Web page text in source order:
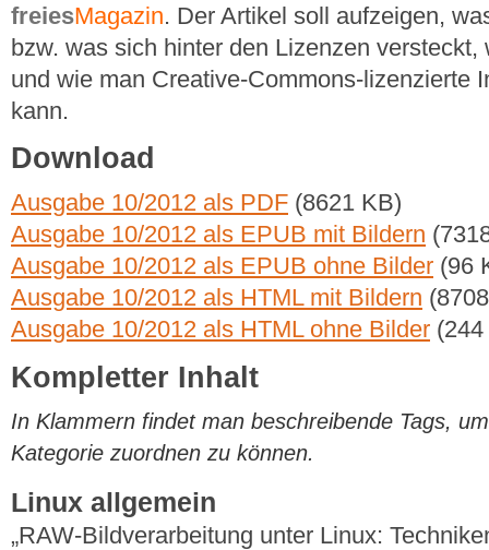
freiesMagazin. Der Artikel soll aufzeigen,
bzw. was sich hinter den Lizenzen
und wie man Creative-Commons-lizenzierte
kann.
Download
Ausgabe 10/2012 als PDF (8621 KB)
Ausgabe 10/2012 als EPUB mit Bildern
Ausgabe 10/2012 als EPUB ohne Bilder (96
Ausgabe 10/2012 als HTML mit Bildern
Ausgabe 10/2012 als HTML ohne Bilder
Kompletter Inhalt
In Klammern findet man beschreibende Tags,
Kategorie zuordnen zu können.
Linux allgemein
„RAW-Bildverarbeitung unter Linux: